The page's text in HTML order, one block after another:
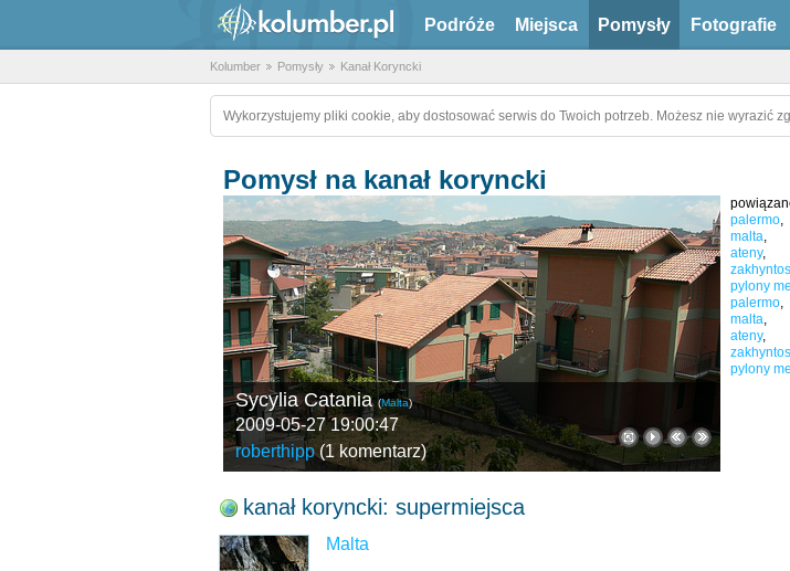
Podróże Miejsca Pomysły Fotografie
Kolumber Pomysły Kanał Koryncki
Wykorzystujemy pliki cookie, aby dostosować serwis do Twoich potrzeb. Możesz nie wyrazić
Pomysł na kanał koryncki
palermo,
malta,
ateny,
zakhyntos
pylony
palermo,
malta,
ateny,
zakhyntos
pylony
Sycylia Catania (Malta)
2009-05-27 19:00:47
roberthipp(1 komentarz)
kanał koryncki: supermiejsca
Malta